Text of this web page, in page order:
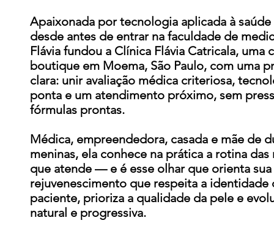
Apaixonada por tecnologia aplicada à
desde antes de entrar na faculdade de
Flávia fundou a Clínica Flávia Catricala, uma
boutique em Moema, São Paulo, com uma
clara: unir avaliação médica criteriosa,
ponta e um atendimento próximo, sem
fórmulas prontas.
Médica, empreendedora, casada e mãe de
meninas, ela conhece na prática a rotina das
que atende — e é esse olhar que orienta
rejuvenescimento que respeita a identidade
paciente, prioriza a qualidade da pele e
natural e progressiva.